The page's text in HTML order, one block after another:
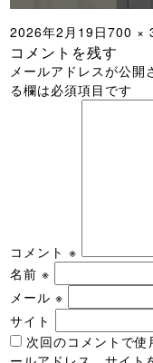
投
稿
日:
2026年2月19日フ
ル
サ
イ
700 ×
コメントを残す
メールアドレスが公開
る欄は必須項目です
コメント※
名前※
メール※
サイト
次回のコメントで